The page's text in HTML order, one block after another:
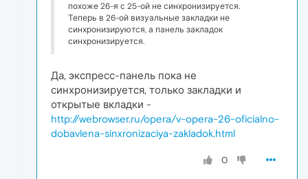
похоже 26-я с 25-ой не синхронизируется.
Теперь в 26-ой визуальные закладки не
синхронизируются, а панель закладок
синхронизируется.
Да, экспресс-панель пока не
синхронизируется, только закладки и
открытые вкладки -
http://webrowser.ru/opera/v-opera-26-oficialno-
dobavlena-sinxronizaciya-zakladok.html
0